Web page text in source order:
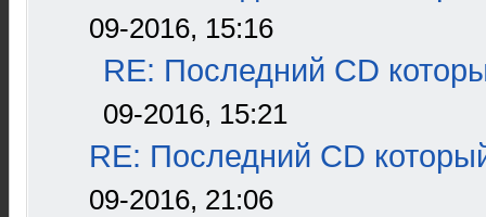
09-2016, 15:16
RE: Последний CD
09-2016, 15:21
RE: Последний CD
09-2016, 21:06